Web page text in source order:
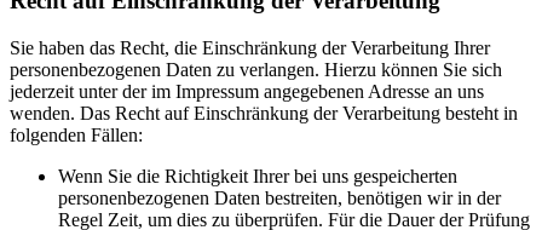
Sie haben das Recht, die Einschränkung der Verarbeitung Ihrer
personenbezogenen Daten zu verlangen. Hierzu können Sie sich
jederzeit unter der im Impressum angegebenen Adresse an uns
wenden. Das Recht auf Einschränkung der Verarbeitung besteht in
folgenden Fällen:
Wenn Sie die Richtigkeit Ihrer bei uns gespeicherten
personenbezogenen Daten bestreiten, benötigen wir in der
Regel Zeit, um dies zu überprüfen. Für die Dauer der Prüfung